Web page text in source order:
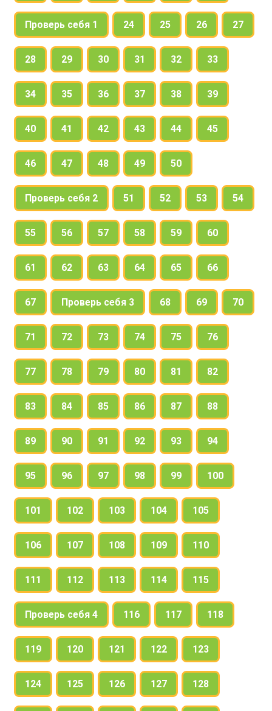
Проверь себя 1 24 25 26 27
28 29 30 31 32 33
34 35 36 37 38 39
40 41 42 43 44 45
46 47 48 49 50
Проверь себя 2 51 52 53 54
55 56 57 58 59 60
61 62 63 64 65 66
67 Проверь себя 3 68 69 70
71 72 73 74 75 76
77 78 79 80 81 82
83 84 85 86 87 88
89 90 91 92 93 94
95 96 97 98 99 100
101 102 103 104 105
106 107 108 109 110
111 112 113 114 115
Проверь себя 4 116 117 118
119 120 121 122 123
124 125 126 127 128